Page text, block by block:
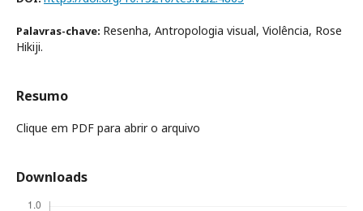
Palavras-chave: Resenha, Antropologia visual, Violência, Rose
Hikiji.
Resumo
Clique em PDF para abrir o arquivo
Downloads